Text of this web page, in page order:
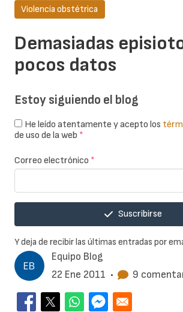
Equipo Blog
22 Ene 2011 • 9
Demasiadas
pocos datos
Violencia obstétrica
Estoy siguiendo el blog
He leído atentamente y acepto los
de uso de la web *
Correo electrónico *
Suscribirse
Y deja de recibir las últimas entradas por